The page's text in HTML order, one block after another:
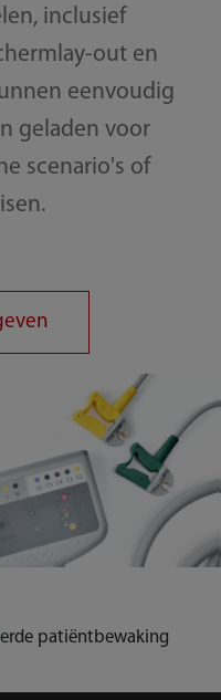
inclusief
out en
eenvoudig
geladen voor
scenario's of
patiëntbewaking